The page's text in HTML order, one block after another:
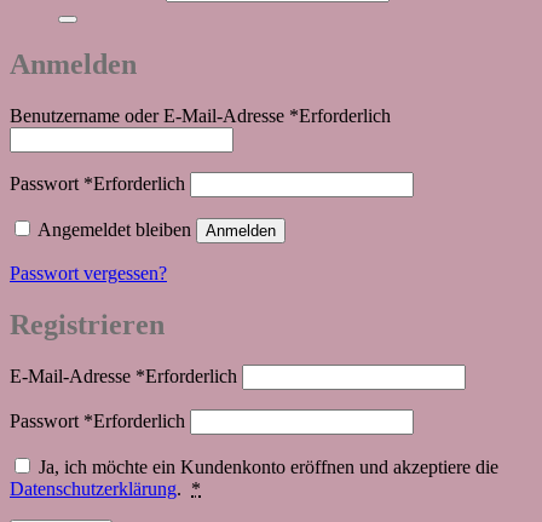
Anmelden
Benutzername oder E-Mail-Adresse *Erforderlich
Passwort *Erforderlich
Angemeldet bleiben Anmelden
Passwort vergessen?
Registrieren
E-Mail-Adresse *Erforderlich
Passwort *Erforderlich
Ja, ich möchte ein Kundenkonto eröffnen und akzeptiere die
Datenschutzerklärung. *